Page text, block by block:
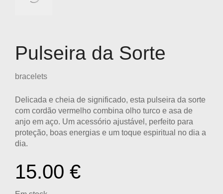
Pulseira da Sorte
bracelets
Delicada e cheia de significado, esta pulseira da sorte
com cordão vermelho combina olho turco e asa de
anjo em aço. Um acessório ajustável, perfeito para
proteção, boas energias e um toque espiritual no dia a
dia.
15.00 €